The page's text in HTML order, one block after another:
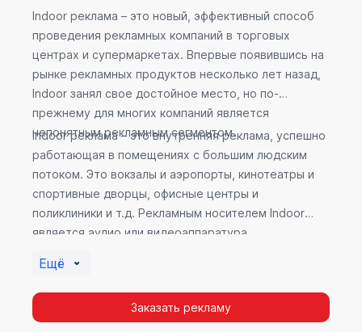
Indoor реклама – это новый, эффективный способ
проведения рекламных компаний в торговых
центрах и супермаркетах. Впервые появившись на
рынке рекламных продуктов несколько лет назад,
Indoor занял свое достойное место, но по-
прежнему для многих компаний является
непонятным рекламным сегментом.
Indoor реклама – это внутренняя реклама, успешно
работающая в помещениях с большим людским
потоком. Это вокзалы и аэропорты, кинотеатры и
спортивные дворцы, офисные центры и
поликлиники и т.д. Рекламным носителем Indoor
является аудио или видеоаппаратура,
эффективность приносит такой вид рекламы в
местах продаж, поскольку воздействие на
покупателя в момент выбора товара наиболее
Ещё
Заказать рекламу